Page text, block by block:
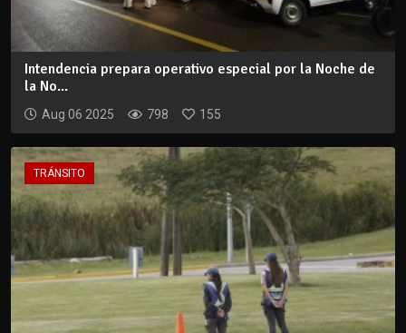
Intendencia prepara operativo especial por la Noche de
la No...
Aug 06 2025 798 155
TRÁNSITO